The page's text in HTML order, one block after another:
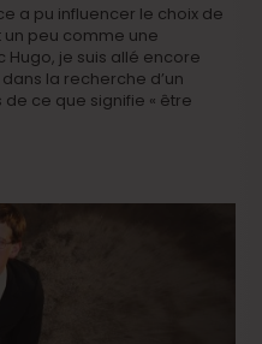
a pu influencer le choix de
un peu comme une
Hugo, je suis allé encore
la recherche d’un
ce que signifie « être